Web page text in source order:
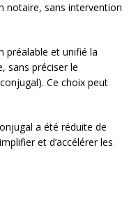
notaire, sans intervention
préalable et unifié la
sans préciser le
Ce choix peut
a été réduite de
et d’accélérer les